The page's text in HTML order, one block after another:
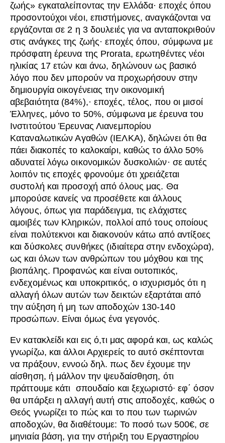
ζωής» εγκαταλείποντας την Ελλάδα· εποχές όπου
προσοντούχοι νέοι, επιστήμονες, αναγκάζονται να
εργάζονται σε 2 η 3 δουλειές για να ανταποκριθούν
στις ανάγκες της ζωής· εποχές όπου, σύμφωνα με
πρόσφατη έρευνα της Prorata, ερωτηθέντες νέοι
ηλικίας 17 ετών και άνω, δηλώνουν ως βασικό
λόγο που δεν μπορούν να προχωρήσουν στην
δημιουργία οικογένειας την οικονομική
αβεβαιότητα (84%),· εποχές, τέλος, που οι μισοί
Έλληνες, μόνο το 50%, σύμφωνα με έρευνα του
Ινστιτούτου Έρευνας Λιανεμπορίου
Καταναλωτικών Αγαθών (ΙΕΛΚΑ), δηλώνει ότι θα
πάει διακοπές το καλοκαίρι, καθώς το άλλο 50%
αδυνατεί λόγω οικονομικών δυσκολιών· σε αυτές
λοιπόν τις εποχές φρονούμε ότι χρειάζεται
συστολή και προσοχή από όλους μας. Θα
μπορούσε κανείς να προσέθετε και άλλους
λόγους, όπως για παράδειγμα, τις ελάχιστες
αμοιβές των Κληρικών, πολλοί από τους οποίους
είναι πολύτεκνοι και διακονούν κάτω από αντίξοες
και δύσκολες συνθήκες (ιδιαίτερα στην ενδοχώρα),
ως και όλων των ανθρώπων του μόχθου και της
βιοπάλης. Προφανώς και είναι ουτοπικός,
ενδεχομένως και υποκριτικός, ο ισχυρισμός ότι η
αλλαγή όλων αυτών των δεικτών εξαρτάται από
την αύξηση ή μη των αποδοχών 130-140
προσώπων. Είναι όμως ένα γεγονός.
Εν κατακλείδι και εις ό,τι μας αφορά και, ως καλώς
γνωρίζω, και άλλοι Αρχιερείς το αυτό σκέπτονται
να πράξουν, εννοώ δηλ. πως δεν έχουμε την
αίσθηση, ή μάλλον την ψευδαίσθηση, ότι
πράττουμε κάτι σπουδαίο και ξεχωριστό∙ εφ΄ όσον
θα υπάρξει η αλλαγή αυτή στις αποδοχές, καθώς ο
Θεός γνωρίζει το πώς και το που των τωρινών
αποδοχών, θα διαθέτουμε: Το ποσό των 500€, σε
μηνιαία βάση, για την στήριξη του Εργαστηρίου